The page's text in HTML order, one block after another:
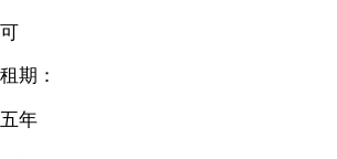
可
租期：
五年